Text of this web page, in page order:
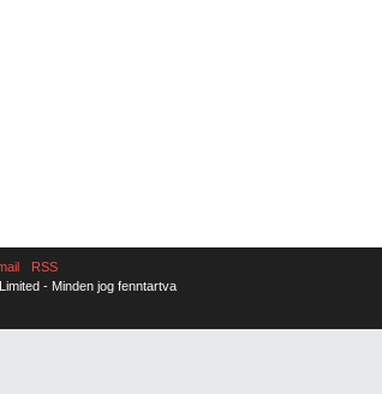
RSS
- Minden jog fenntartva